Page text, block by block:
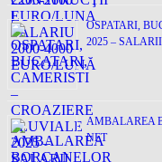
OSPATARI,
2025 –
AMBALAREA
NET